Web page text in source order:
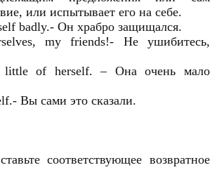
или испытывает его на себе.
badly.- Он храбро защищался.
my friends!- Не ушибитесь,
little of herself. – Она очень мало
Вы сами это сказали.
соответствующее возвратное